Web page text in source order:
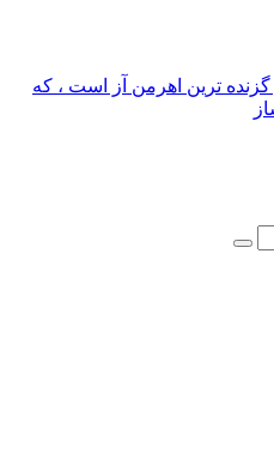
گزنده ترین اهرمن آز است ، که
جستجو